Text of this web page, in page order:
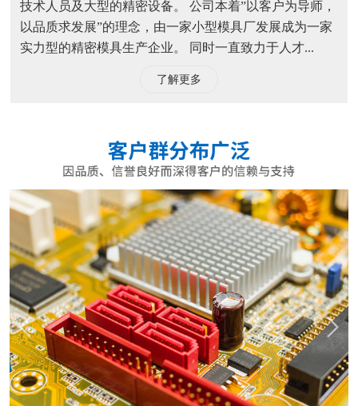
技术人员及大型的精密设备。 公司本着”以客户为导师，
以品质求发展”的理念，由一家小型模具厂发展成为一家
实力型的精密模具生产企业。 同时一直致力于人才...
了解更多